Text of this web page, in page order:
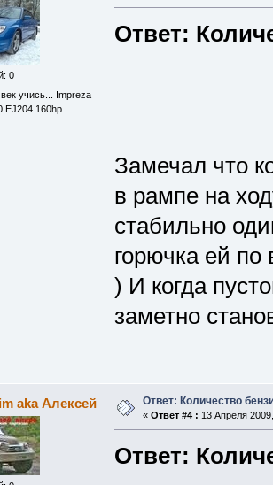
0
учись... Impreza
EJ204 160hp
Ответ:
Замечал что
в рампе на
стабильно
горючка ей по
) И когда
заметно
aka Алексей Ответ: Количество
« Ответ #4 : 13 Апреля
Ответ: